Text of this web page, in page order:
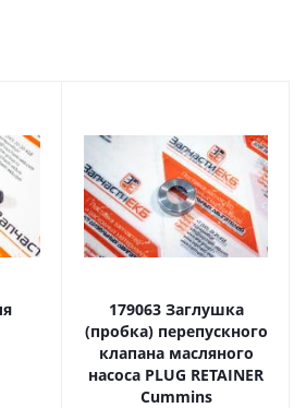
179063 Заглушка
(пробка) перепускного
клапана масляного
насоса PLUG RETAINER
Cummins